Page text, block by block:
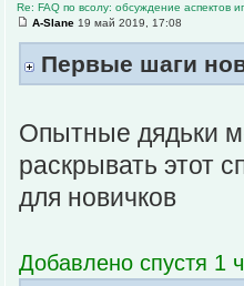
Re: FAQ по всолу: обсуждение аспектов
A-Slane 19 май 2019, 17:08
Первые шаги
Опытные дядьки
раскрывать этот
для новичков
Добавлено спустя 1